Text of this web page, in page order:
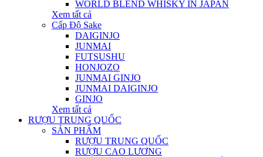
WORLD BLEND WHISKY IN JAPAN
Xem tất cả
Cấp Độ Sake
DAIGINJO
JUNMAI
FUTSUSHU
HONJOZO
JUNMAI GINJO
JUNMAI DAIGINJO
GINJO
Xem tất cả
RƯỢU TRUNG QUỐC
SẢN PHẨM
RƯỢU TRUNG QUỐC
RƯỢU CAO LƯƠNG